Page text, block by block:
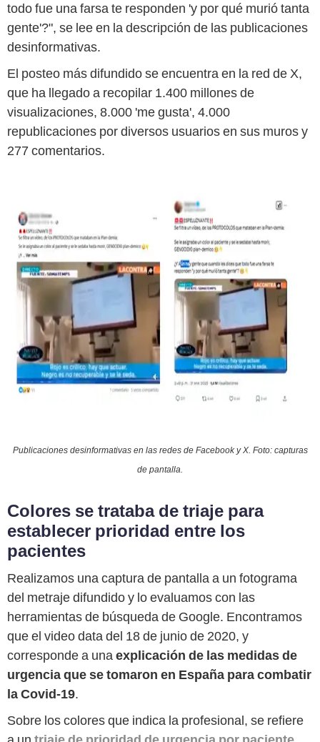
todo fue una farsa te responden 'y por qué murió tanta
gente'?", se lee en la descripción de las publicaciones
desinformativas.
El posteo más difundido se encuentra en la red de X,
que ha llegado a recopilar 1.400 millones de
visualizaciones, 8.000 'me gusta', 4.000
republicaciones por diversos usuarios en sus muros y
277 comentarios.
Publicaciones desinformativas en las redes de Facebook y X. Foto: capturas
de pantalla.
Colores se trataba de triaje para
establecer prioridad entre los
pacientes
Realizamos una captura de pantalla a un fotograma
del metraje difundido y lo evaluamos con las
herramientas de búsqueda de Google. Encontramos
que el video data del 18 de junio de 2020, y
corresponde a unaexplicación de las medidas de
urgencia que se tomaron en España para combatir
la Covid-19.
Sobre los colores que indica la profesional, se refiere